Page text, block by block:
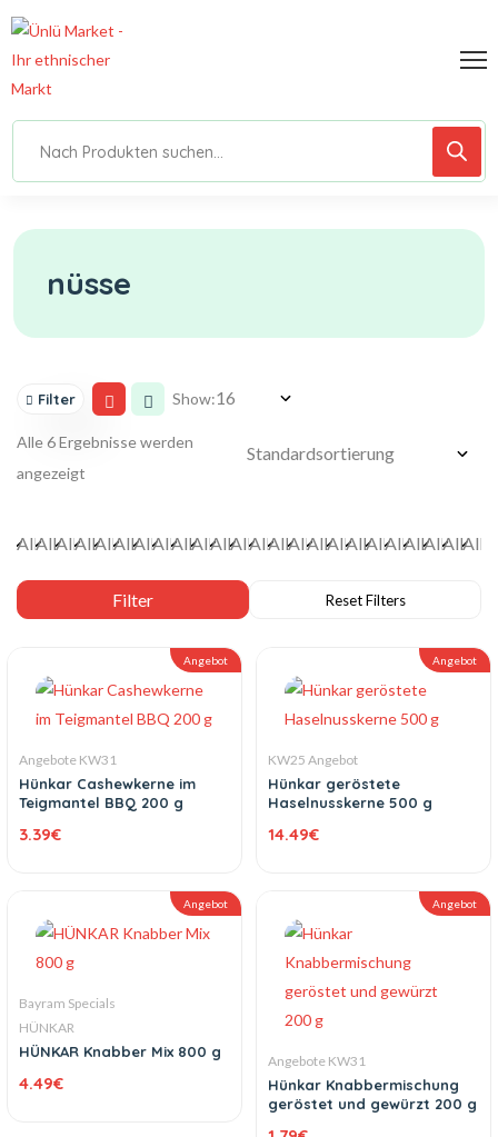
nüsse
Filter Show:
Alle 6 Ergebnisse werden
angezeigt
Angebot
Angebote KW31
Hünkar Cashewkerne im
Teigmantel BBQ 200 g
3.39€
Angebot
KW25 Angebot
Hünkar geröstete
Haselnusskerne 500 g
14.49€
Angebot
Bayram Specials
HÜNKAR
HÜNKAR Knabber Mix 800 g
4.49€
Angebot
Angebote KW31
Hünkar Knabbermischung
geröstet und gewürzt 200 g